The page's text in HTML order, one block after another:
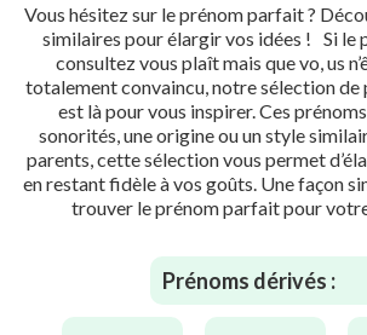
Vous hésitez sur le prénom parfait ?
similaires pour élargir vos idées ! Si le
consultez vous plaît mais que vo, us
totalement convaincu, notre sélection de
est là pour vous inspirer. Ces
sonorités, une origine ou un style
parents, cette sélection vous permet
en restant fidèle à vos goûts. Une façon
trouver le prénom parfait pour
Prénoms dérivés :